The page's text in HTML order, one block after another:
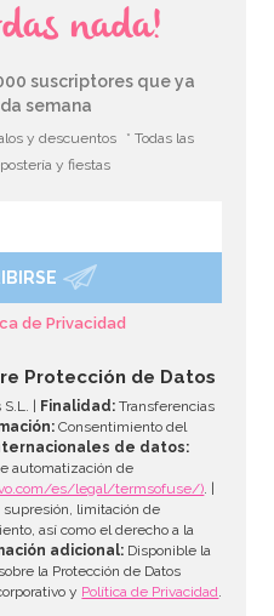
nada!
suscriptores que ya
semana
y descuentos
* Todas las
y fiestas
de Privacidad
Protección de Datos
| Finalidad: Transferencias
Consentimiento del
de datos:
automatización de
es/legal/termsofuse/). |
supresión, limitación de
así como el derecho a la
adicional: Disponible la
la Protección de Datos
y Política de Privacidad.